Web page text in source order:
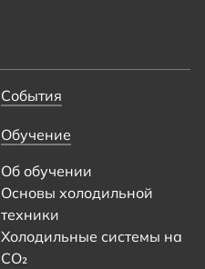
События
Обучение
Об обучении
Основы холодильной
техники
Холодильные системы на
CO₂